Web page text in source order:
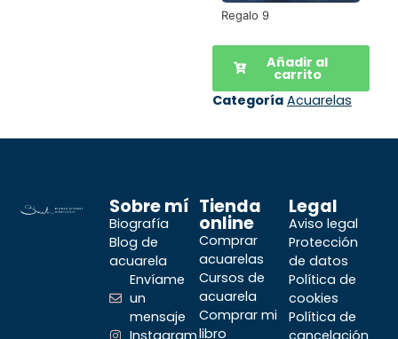
Regalo 9
Añadir al
carrito
Categoría Acuarelas
Sobre mí
Biografía
Blog de
acuarela
Envíame
un
mensaje
Instagram
Tienda
online
Comprar
acuarelas
Cursos de
acuarela
Comprar mi
libro
Legal
Aviso legal
Protección
de datos
Política de
cookies
Política de
cancelación